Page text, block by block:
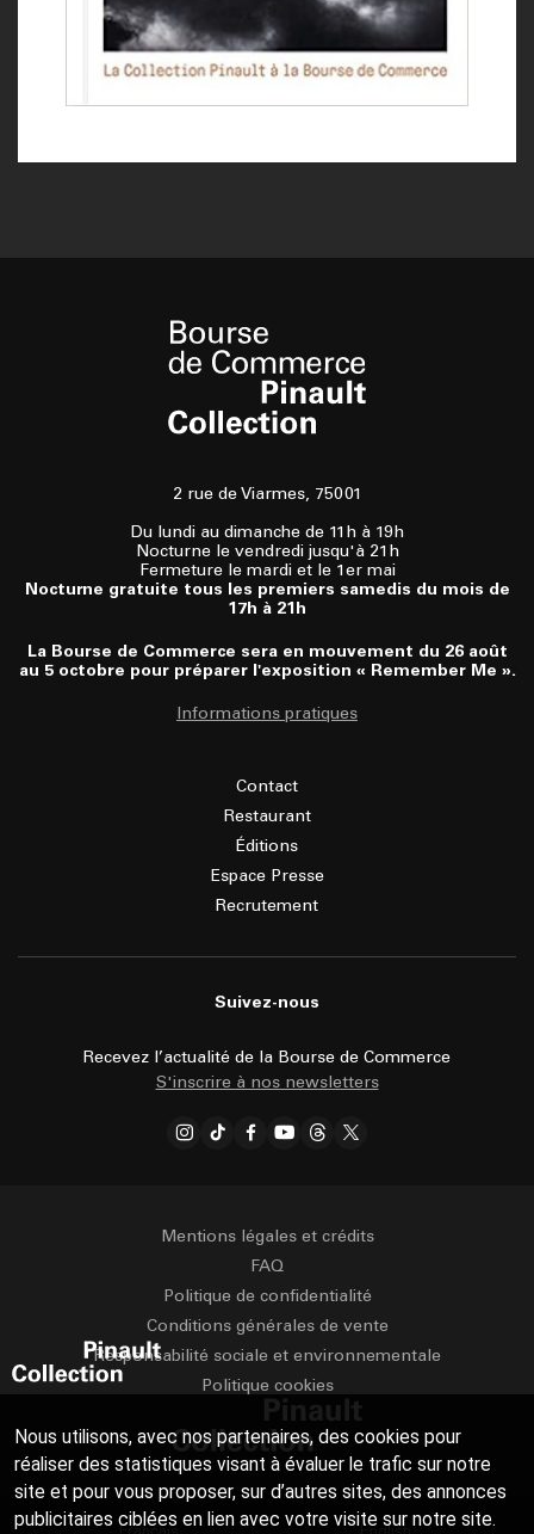
2 rue de Viarmes, 75001
Du lundi au dimanche de 11h à 19h
Nocturne le vendredi jusqu'à 21h
Fermeture le mardi et le 1er mai
Nocturne gratuite tous les premiers samedis du mois de
17h à 21h
La Bourse de Commerce sera en mouvement du 26 août
au 5 octobre pour préparer l'exposition « Remember Me ».
Informations pratiques
Contact
Restaurant
Éditions
Espace Presse
Recrutement
Suivez-nous
Recevez l’actualité de la Bourse de Commerce
S'inscrire à nos newsletters
Mentions légales et crédits
FAQ
Politique de confidentialité
Conditions générales de vente
Responsabilité sociale et environnementale
Politique cookies
Nous utilisons, avec nos partenaires, des cookies pour
réaliser des statistiques visant à évaluer le trafic sur notre
site et pour vous proposer, sur d’autres sites, des annonces
publicitaires ciblées en lien avec votre visite sur notre site.